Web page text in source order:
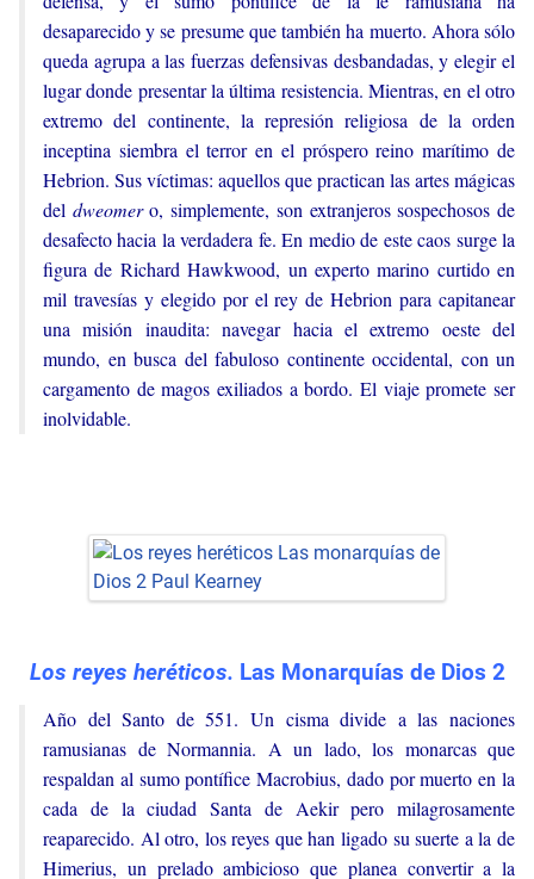
desaparecido y se presume que también ha muerto. Ahora sólo
queda agrupa a las fuerzas defensivas desbandadas, y elegir el
lugar donde presentar la última resistencia. Mientras, en el otro
extremo del continente, la represión religiosa de la orden
inceptina siembra el terror en el próspero reino marítimo de
Hebrion. Sus víctimas: aquellos que practican las artes mágicas
del dweomero, simplemente, son extranjeros sospechosos de
desafecto hacia la verdadera fe. En medio de este caos surge la
figura de Richard Hawkwood, un experto marino curtido en
mil travesías y elegido por el rey de Hebrion para capitanear
una misión inaudita: navegar hacia el extremo oeste del
mundo, en busca del fabuloso continente occidental, con un
cargamento de magos exiliados a bordo. El viaje promete ser
inolvidable.
Los reyes heréticos. Las Monarquías de Dios 2
Año del Santo de 551. Un cisma divide a las naciones
ramusianas de Normannia. A un lado, los monarcas que
respaldan al sumo pontífice Macrobius, dado por muerto en la
cada de la ciudad Santa de Aekir pero milagrosamente
reaparecido. Al otro, los reyes que han ligado su suerte a la de
Himerius, un prelado ambicioso que planea convertir a la